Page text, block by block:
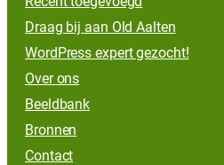
Draag bij aan Old Aalten
WordPress expert gezocht!
Over ons
Beeldbank
Bronnen
Contact